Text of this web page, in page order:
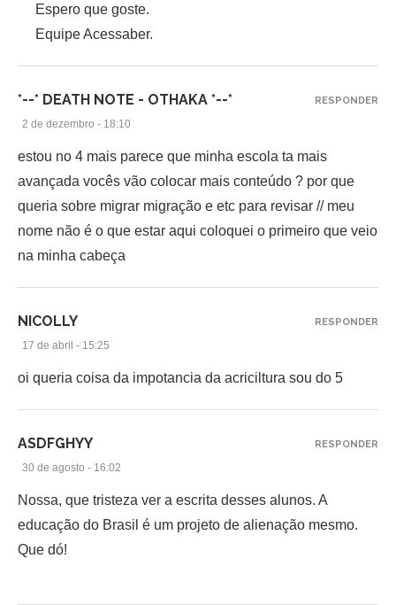
Espero que goste.
Equipe Acessaber.
*--* DEATH NOTE - OTHAKA *--*
2 de dezembro - 18:10
estou no 4 mais parece que minha escola ta mais
avançada vocês vão colocar mais conteúdo ? por que
queria sobre migrar migração e etc para revisar // meu
nome não é o que estar aqui coloquei o primeiro que veio
na minha cabeça
RESPONDER
NICOLLY
17 de abril - 15:25
oi queria coisa da impotancia da acriciltura sou do 5
RESPONDER
ASDFGHYY
30 de agosto - 16:02
Nossa, que tristeza ver a escrita desses alunos. A
educação do Brasil é um projeto de alienação mesmo.
Que dó!
RESPONDER